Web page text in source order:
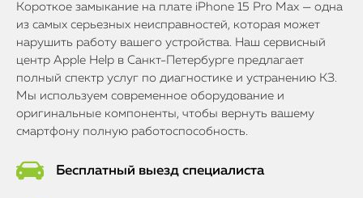
Короткое замыкание на плате iPhone 15 Pro Max — одна
из самых серьезных неисправностей, которая может
нарушить работу вашего устройства. Наш сервисный
центр Apple Help в Санкт-Петербурге предлагает
полный спектр услуг по диагностике и устранению КЗ.
Мы используем современное оборудование и
оригинальные компоненты, чтобы вернуть вашему
смартфону полную работоспособность.
Бесплатный выезд специалиста